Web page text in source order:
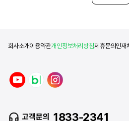
회사소개이용약관개인정보처리방침제휴문의 인재
u
n
a
r
a
고객문의 1833-2341